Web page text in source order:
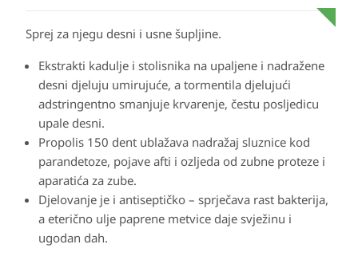
Sprej za njegu desni i usne šupljine.
Ekstrakti kadulje i stolisnika na upaljene i nadražene
desni djeluju umirujuće, a tormentila djelujući
adstringentno smanjuje krvarenje, čestu posljedicu
upale desni.
Propolis 150 dent ublažava nadražaj sluznice kod
parandetoze, pojave afti i ozljeda od zubne proteze i
aparatića za zube.
Djelovanje je i antiseptičko – sprječava rast bakterija,
a eterično ulje paprene metvice daje svježinu i
ugodan dah.